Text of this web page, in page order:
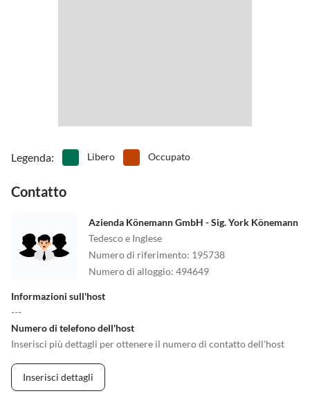
Legenda: Libero Occupato
Contatto
Azienda Könemann GmbH - Sig. York Könemann
Tedesco e Inglese
Numero di riferimento: 195738
Numero di alloggio: 494649
Informazioni sull'host
---
Numero di telefono dell'host
Inserisci più dettagli per ottenere il numero di contatto dell'host
Inserisci dettagli